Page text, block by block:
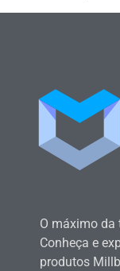
O máximo da
Conheça e
produtos